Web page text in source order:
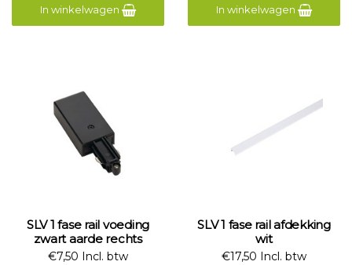
In winkelwagen In winkelwagen
SLV 1 fase rail voeding
zwart aarde rechts
€7,50 Incl. btw
SLV 1 fase rail afdekking
wit
€17,50 Incl. btw